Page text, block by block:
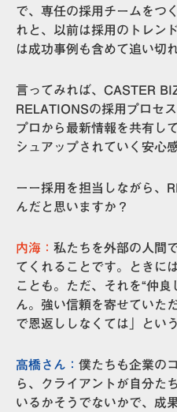
で、専任の採用チームをつ
れと、以前は採用のトレン
は成功事例も含めて追い切
言ってみれば、CASTER
RELATIONSの採用プロセ
プロから最新情報を共有し
シュアップされていく安心
ーー採用を担当しながら、
んだと思いますか？
内海： 私たちを外部の人間
てくれることです。ときに
ことも。ただ、それを“仲
ん。強い信頼を寄せていた
で恩返ししなくては」とい
高橋さん： 僕たちも企業の
ら、クライアントが自分た
いるかそうでないかで、成